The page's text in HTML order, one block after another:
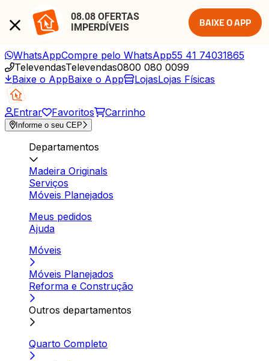
08.08 OFERTAS
IMPERDÍVEIS
BAIXE O APP
WhatsAppCompre pelo WhatsApp55 41 74031865
TelevendasTelevendas0800 080 0099
Baixe o AppBaixe o App LojasLojas Físicas
Entrar Favoritos Carrinho
Informe o seu CEP
Departamentos
Madeira Originals
Serviços
Móveis Planejados
Meus pedidos
Ajuda
Móveis
Móveis Planejados
Reforma e Construção
Outros departamentos
Quarto Completo